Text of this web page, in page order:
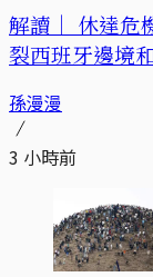
解讀｜ 休達危
裂西班牙邊境
孫漫漫
3 小時前